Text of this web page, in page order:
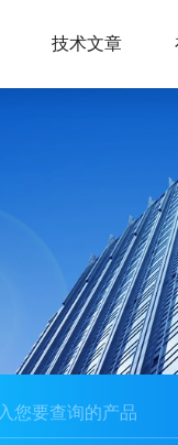
技术文章